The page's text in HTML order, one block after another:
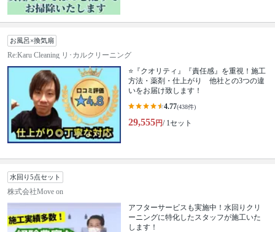
お風呂×換気扇
Re:Karu Cleaning リ･カルクリーニング
⭐『クオリティ』『責任感』を重視！施工
方法・薬剤・仕上がり 他社との3つの違
いをお届け致します！
4.77(438件)
29,555円/ 1セット
水回り5点セット
株式会社Move on
アフターサービスも実施中！水回りクリ
ーニングに特化したスタッフが施工いた
します！